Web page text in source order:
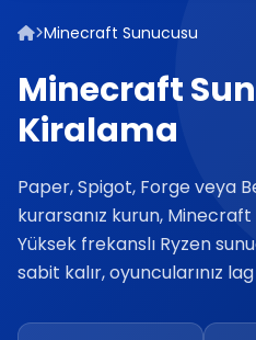
Minecraft Sunucusu
Minecraft
Kiralama
Paper, Spigot, Forge veya
kurarsanız kurun, Minecraft
Yüksek frekanslı Ryzen
sabit kalır, oyuncularınız